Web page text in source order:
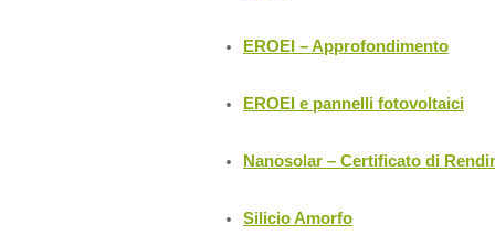
EROEI – Approfondimento
EROEI e pannelli fotovoltaici
Nanosolar – Certificato di
Silicio Amorfo